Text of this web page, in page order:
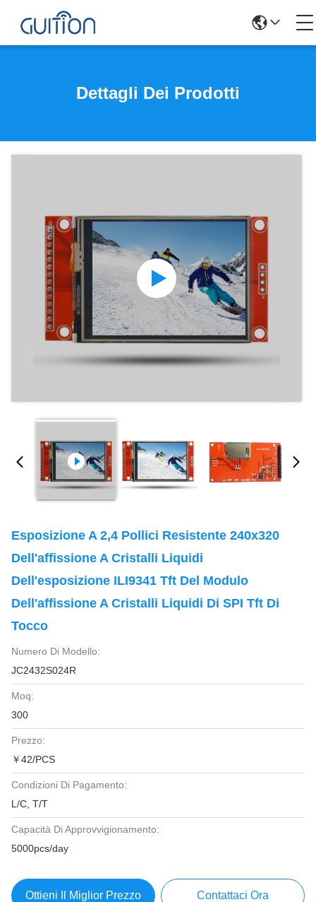
Dettagli Dei Prodotti
Esposizione A 2,4 Pollici Resistente 240x320
Dell'affissione A Cristalli Liquidi
Dell'esposizione ILI9341 Tft Del Modulo
Dell'affissione A Cristalli Liquidi Di SPI Tft Di
Tocco
Numero Di Modello:
JC2432S024R
Moq:
300
Prezzo:
￥42/PCS
Condizioni Di Pagamento:
L/C, T/T
Capacità Di Approvvigionamento:
5000pcs/day
Ottieni Il Miglior Prezzo Contattaci Ora